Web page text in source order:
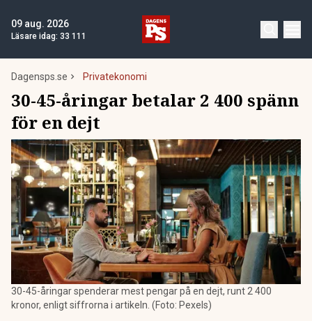
09 aug. 2026
Läsare idag: 33 111
Dagensps.se Privatekonomi
30-45-åringar betalar 2 400 spänn
för en dejt
30-45-åringar spenderar mest pengar på en dejt, runt 2 400
kronor, enligt siffrorna i artikeln. (Foto: Pexels)